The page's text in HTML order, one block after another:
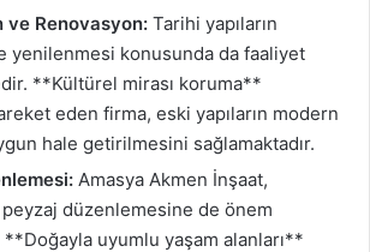
ve Renovasyon: Tarihi yapıların
yenilenmesi konusunda da faaliyet
**Kültürel mirası koruma**
eden firma, eski yapıların modern
hale getirilmesini sağlamaktadır.
Amasya Akmen İnşaat,
düzenlemesine de önem
uyumlu yaşam alanları**